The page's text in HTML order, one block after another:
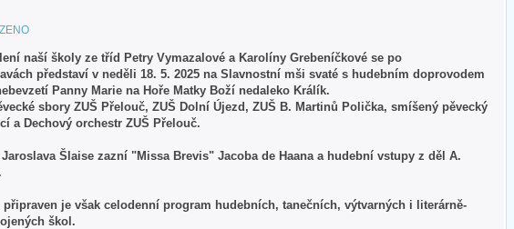
naší školy ze tříd Petry Vymazalové a Karolíny Grebeníčkové se po
představí v neděli 18. 5. 2025 na Slavnostní mši svaté s hudebním doprovodem
Panny Marie na Hoře Matky Boží nedaleko Králík.
sbory ZUŠ Přelouč, ZUŠ Dolní Újezd, ZUŠ B. Martinů Polička, smíšený pěvecký
a Dechový orchestr ZUŠ Přelouč.
Šlaise zazní "Missa Brevis" Jacoba de Haana a hudební vstupy z děl A.
připraven je však celodenní program hudebních, tanečních, výtvarných i literárně-
škol.